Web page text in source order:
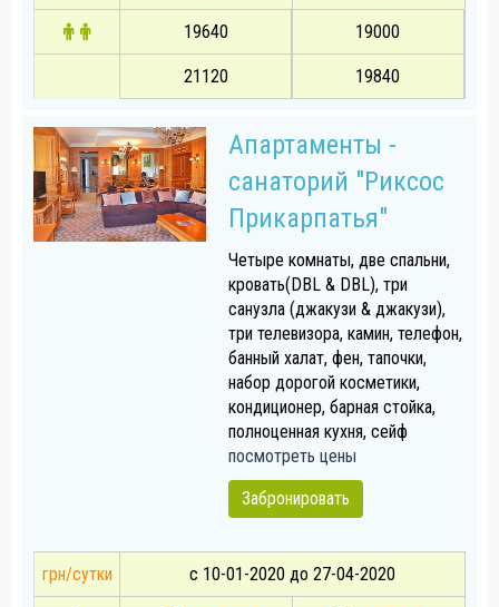
19640 19000
21120 19840
Апартаменты -
санаторий "Риксос
Прикарпатья"
Четыре комнаты, две спальни,
кровать(DBL & DBL), три
санузла (джакузи & джакузи),
три телевизора, камин, телефон,
банный халат, фен, тапочки,
набор дорогой косметики,
кондиционер, барная стойка,
полноценная кухня, сейф
посмотреть цены
Забронировать
грн/сутки с 10-01-2020 до 27-04-2020